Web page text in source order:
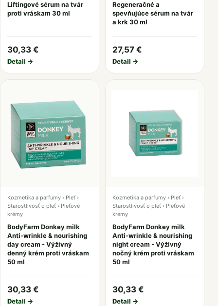
Liftingové sérum na tvár
proti vráskam 30 ml
30,33 €
Detail →
Regeneračné a
spevňujúce sérum na tvár
a krk 30 ml
27,57 €
Detail →
Kozmetika a parfumy › Pleť ›
Starostlivosť o pleť › Pleťové
krémy
BodyFarm Donkey milk
Anti-wrinkle & nourishing
day cream - Výživný
denný krém proti vráskam
50 ml
30,33 €
Detail →
Kozmetika a parfumy › Pleť ›
Starostlivosť o pleť › Pleťové
krémy
BodyFarm Donkey milk
Anti-wrinkle & nourishing
night cream - Výživný
nočný krém proti vráskam
50 ml
30,33 €
Detail →